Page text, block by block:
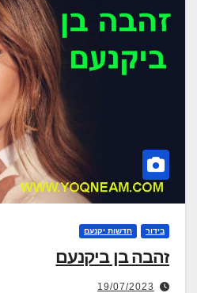
בידור חדשות יקנעם
זהבה בן ביקנעם
19/07/2023